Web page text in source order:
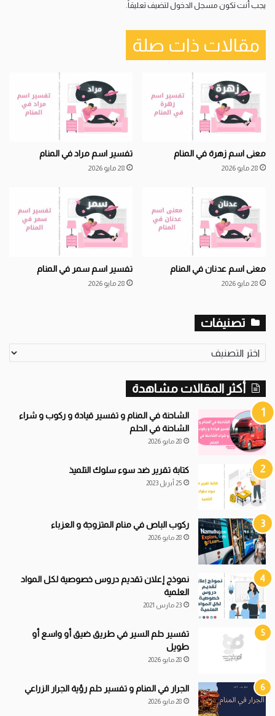
يجب أنت تكون مسجل الدخول لتضيف تعليقاً.
مقالات ذات صلة
معنى اسم زهرة في المنام
28 مايو 2026
تفسير اسم مراد في المنام
28 مايو 2026
معنى اسم عدنان في المنام
28 مايو 2026
تفسير اسم سمر في المنام
28 مايو 2026
تصنيفات
تصنيفات
أكثر المقالات مشاهدة
الشاحنة في المنام و تفسير قيادة و ركوب و شراء
الشاحنة في الحلم
28 مايو 2026
كتابة تقرير ضد سوء سلوك التلميذ
25 أبريل 2023
ركوب الباص في منام المتزوجة و العزباء
28 مايو 2026
نموذج إعلان تقديم دروس خصوصية لكل المواد
العلمية
23 مارس 2021
تفسير حلم السير في طريق ضيق أو واسع أو
طويل
28 مايو 2026
الجرار في المنام و تفسير حلم رؤية الجرار الزراعي
28 مايو 2026